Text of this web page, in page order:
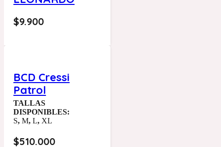
$9.900
BCD Cressi
Patrol
TALLAS
DISPONIBLES:
S,M,L, XL
$510.000